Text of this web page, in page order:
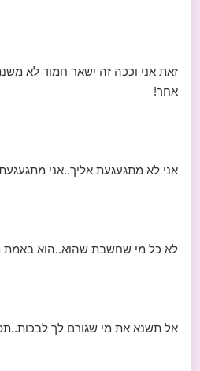
זאת אני וככה זה ישאר חמוד לא
אחר!
אני לא מתגעגעת אליך..אני
לא כל מי שחשבת שהוא..הוא
אל תשנא את מי שגורם לך